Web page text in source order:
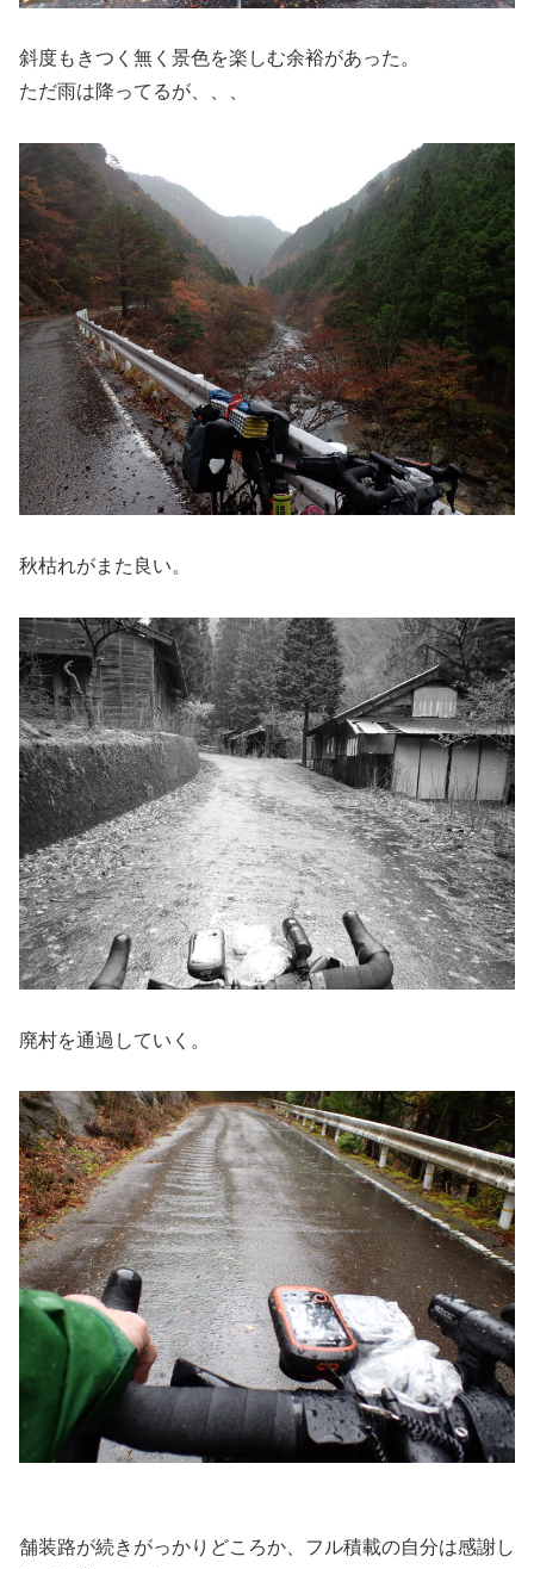
斜度もきつく無く景色を楽しむ余裕があった。
ただ雨は降ってるが、、、
秋枯れがまた良い。
廃村を通過していく。
舗装路が続きがっかりどころか、フル積載の自分は感謝し